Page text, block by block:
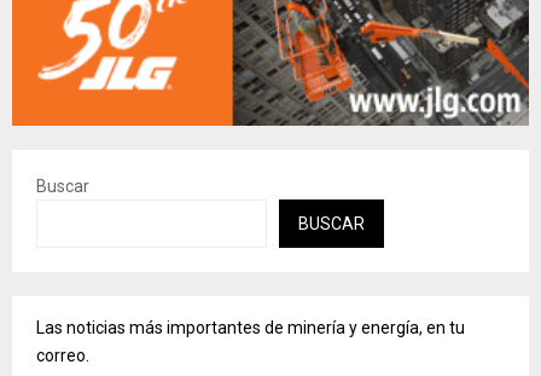
Buscar
BUSCAR
Las noticias más importantes de minería y energía, en tu
correo.